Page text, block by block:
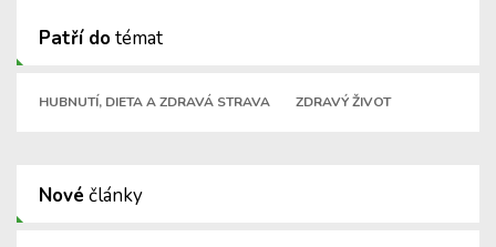
Patří dotémat
HUBNUTÍ, DIETA A ZDRAVÁ STRAVA ZDRAVÝ ŽIVOT
Nové články